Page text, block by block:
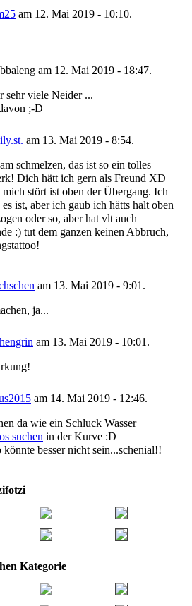
am 12. Mai 2019 - 10:10.
am 12. Mai 2019 - 18:47.
sehr viele Neider ...
;-D
am 13. Mai 2019 - 8:54.
schmelzen, das ist so ein tolles
Dich hätt ich gern als Freund XD
mich stört ist oben der Übergang. Ich
ist, aber ich gaub ich hätts halt oben
oder so, aber hat vlt auch
:) tut dem ganzen keinen Abbruch,
am 13. Mai 2019 - 9:01.
ja...
am 13. Mai 2019 - 10:01.
am 14. Mai 2019 - 12:46.
da wie ein Schluck Wasser
in der Kurve :D
könnte besser nicht sein...schenial!!
Kategorie